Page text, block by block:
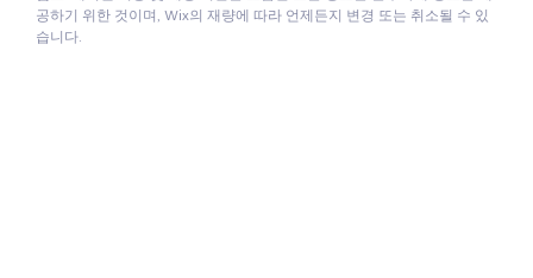
공하기 위한 것이며, Wix의 재량에 따라 언제든지 변경 또는 취소될 수 있
습니다.